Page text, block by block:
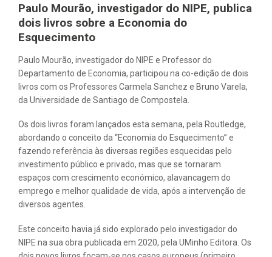
Paulo Mourão, investigador do NIPE, publica
dois livros sobre a Economia do
Esquecimento
Paulo Mourão, investigador do NIPE e Professor do
Departamento de Economia, participou na co-edição de dois
livros com os Professores Carmela Sanchez e Bruno Varela,
da Universidade de Santiago de Compostela.
Os dois livros foram lançados esta semana, pela Routledge,
abordando o conceito da “Economia do Esquecimento” e
fazendo referência às diversas regiões esquecidas pelo
investimento público e privado, mas que se tornaram
espaços com crescimento económico, alavancagem do
emprego e melhor qualidade de vida, após a intervenção de
diversos agentes.
Este conceito havia já sido explorado pelo investigador do
NIPE na sua obra publicada em 2020, pela UMinho Editora. Os